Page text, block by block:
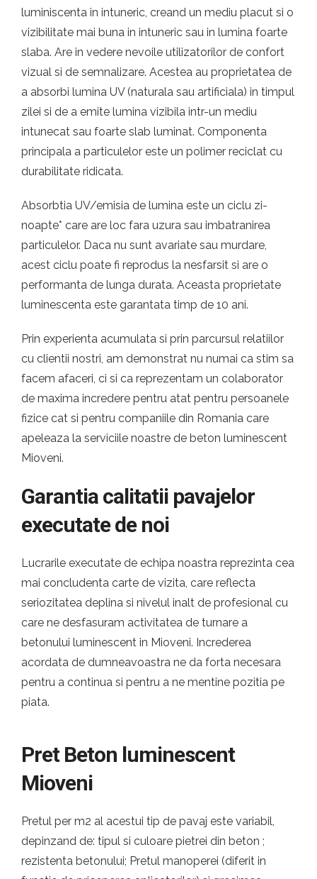
luminiscenta in intuneric, creand un mediu placut si o
vizibilitate mai buna in intuneric sau in lumina foarte
slaba. Are in vedere nevoile utilizatorilor de confort
vizual si de semnalizare. Acestea au proprietatea de
a absorbi lumina UV (naturala sau artificiala) in timpul
zilei si de a emite lumina vizibila intr-un mediu
intunecat sau foarte slab luminat. Componenta
principala a particulelor este un polimer reciclat cu
durabilitate ridicata.
Absorbtia UV/emisia de lumina este un ciclu zi-
noapte* care are loc fara uzura sau imbatranirea
particulelor. Daca nu sunt avariate sau murdare,
acest ciclu poate fi reprodus la nesfarsit si are o
performanta de lunga durata. Aceasta proprietate
luminescenta este garantata timp de 10 ani.
Prin experienta acumulata si prin parcursul relatiilor
cu clientii nostri, am demonstrat nu numai ca stim sa
facem afaceri, ci si ca reprezentam un colaborator
de maxima incredere pentru atat pentru persoanele
fizice cat si pentru companiile din Romania care
apeleaza la serviciile noastre de beton luminescent
Mioveni.
Garantia calitatii pavajelor
executate de noi
Lucrarile executate de echipa noastra reprezinta cea
mai concludenta carte de vizita, care reflecta
seriozitatea deplina si nivelul inalt de profesional cu
care ne desfasuram activitatea de turnare a
betonului luminescent in Mioveni. Increderea
acordata de dumneavoastra ne da forta necesara
pentru a continua si pentru a ne mentine pozitia pe
piata.
Pret Beton luminescent
Mioveni
Pretul per m2 al acestui tip de pavaj este variabil,
depinzand de: tipul si culoare pietrei din beton ;
rezistenta betonului; Pretul manoperei (diferit in